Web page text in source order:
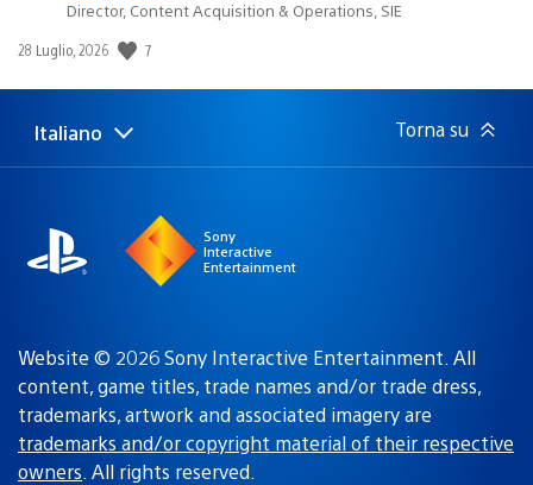
Director, Content Acquisition & Operations, SIE
Data
pubblicazione:
28 Luglio, 2026 7
Seleziona
una
Regione
attuale:
Italiano Torna su
Sony
Interactive
Entertainment
Website © 2026 Sony Interactive Entertainment. All
content, game titles, trade names and/or trade dress,
trademarks, artwork and associated imagery are
trademarks and/or copyright material of their respective
owners. All rights reserved.